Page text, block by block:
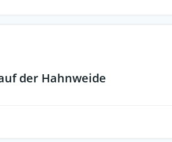
der Hahnweide